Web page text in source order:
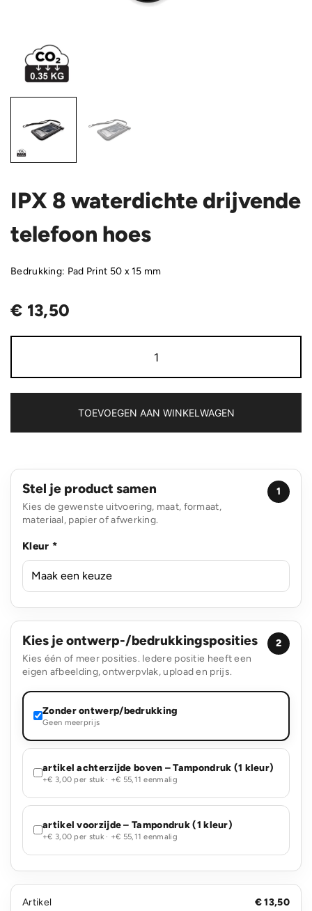
IPX 8 waterdichte drijvende
telefoon hoes
Bedrukking: Pad Print 50 x 15 mm
€ 13,50
8
telefoon
hoes
TOEVOEGEN AAN WINKELWAGEN
Stel je product samen
Kies de gewenste uitvoering, maat, formaat,
materiaal, papier of afwerking.
1
Kleur *
Kies je ontwerp-/bedrukkingsposities
Kies één of meer posities. Iedere positie heeft een
eigen afbeelding, ontwerpvlak, upload en prijs.
2
Zonder ontwerp/bedrukking
Geen meerprijs
artikel achterzijde boven – Tampondruk (1 kleur)
+€ 3,00 per stuk · +€ 55,11 eenmalig
artikel voorzijde – Tampondruk (1 kleur)
+€ 3,00 per stuk · +€ 55,11 eenmalig
Artikel
€ 13,50